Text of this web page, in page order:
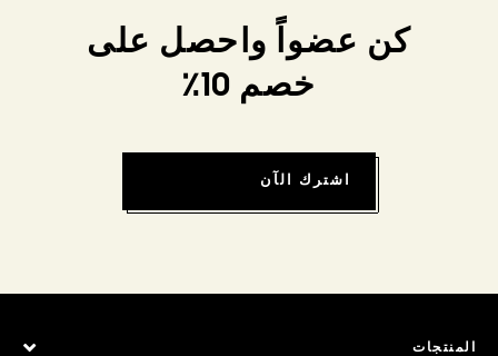
كن عضواً واحصل على
خصم 10٪
اشترك الآن
المنتجات